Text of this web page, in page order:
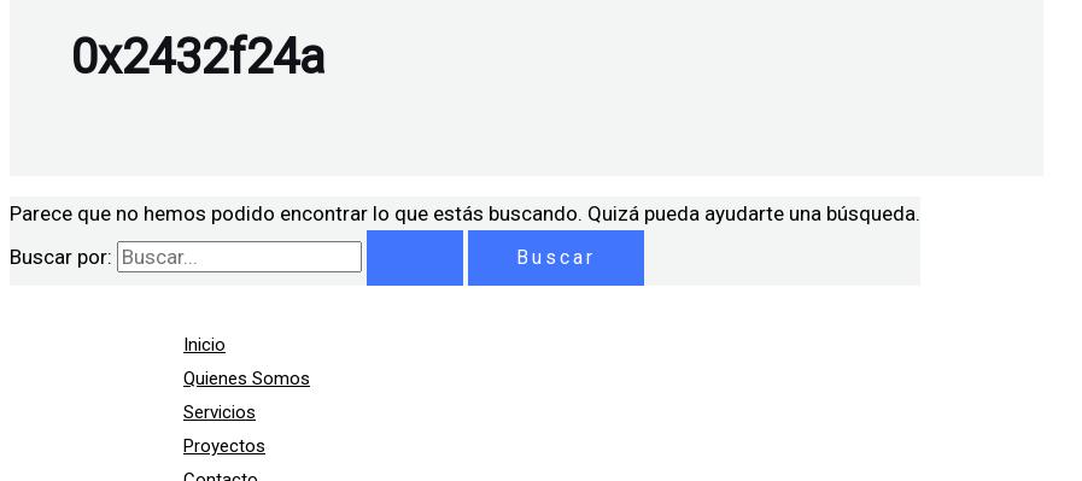
0x2432f24a
Parece que no hemos podido encontrar lo que estás buscando. Quizá pueda ayudarte una búsqueda.
Buscar por:
Inicio
Quienes Somos
Servicios
Proyectos